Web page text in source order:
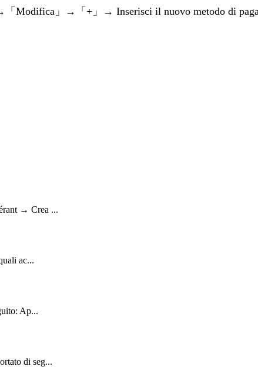
Modifica」→「+」→ Inserisci il nuovo metodo di
→ Crea ...
ac...
Ap...
di seg...